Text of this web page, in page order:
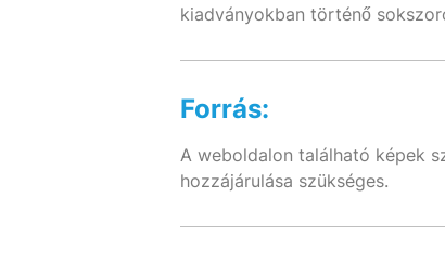
kiadványokban történő
Forrás:
A weboldalon található képek
hozzájárulása szükséges.